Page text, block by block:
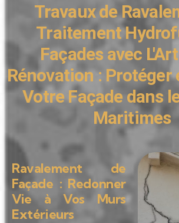
Travaux de
Traitement
Façades avec
Rénovation : Protéger
Votre Façade dans
Maritimes
Ravalement de
Façade : Redonner
Vie à Vos Murs
Extérieurs